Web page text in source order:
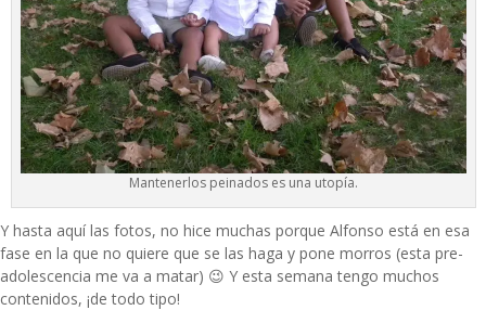
Mantenerlos peinados es una utopía.
Y hasta aquí las fotos, no hice muchas porque Alfonso está en esa
fase en la que no quiere que se las haga y pone morros (esta pre-
adolescencia me va a matar) 😉 Y esta semana tengo muchos
contenidos, ¡de todo tipo!